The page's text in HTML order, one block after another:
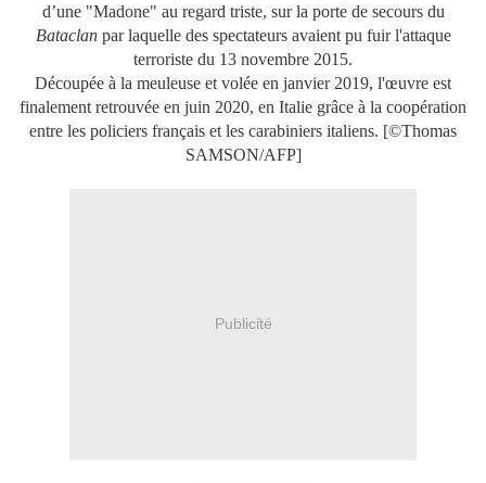
d’une "Madone" au regard triste, sur la porte de secours du
Bataclanpar laquelle des spectateurs avaient pu fuir l'attaque
terroriste du 13 novembre 2015.
Découpée à la meuleuse et volée en janvier 2019, l'œuvre est
finalement retrouvée en juin 2020, en Italie grâce à la coopération
entre les policiers français et les carabiniers italiens. [©Thomas
SAMSON/AFP]
Publicité